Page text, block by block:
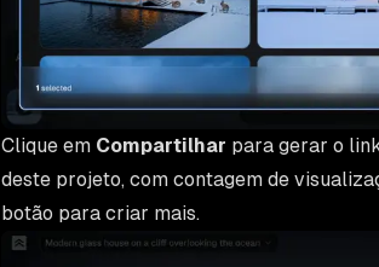
Clique em Compartilhar para gerar o
deste projeto, com contagem de
botão para criar mais.